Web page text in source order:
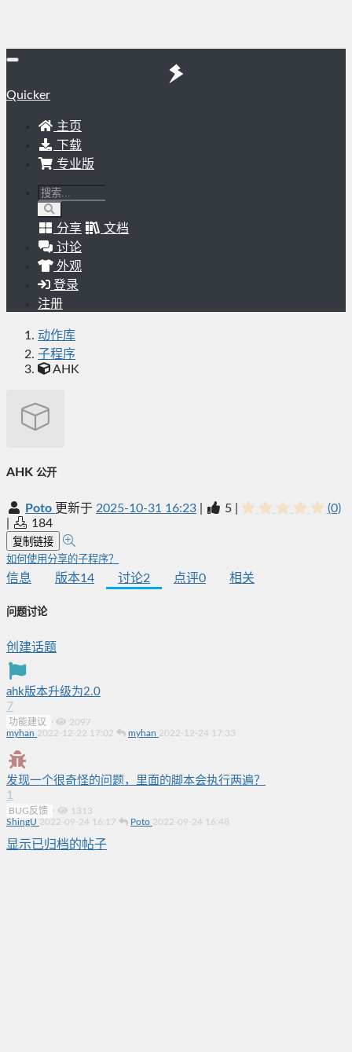
Quicker
主页
下载
专业版
分享
文档
讨论
外观
登录
注册
动作库
子程序
AHK
AHK 公开
Poto 更新于 2025-10-31 16:23 5
(0)
184
复制链接
如何使用分享的子程序？
信息 版本14 讨论2 点评0 相关
问题讨论
创建话题
ahk版本升级为2.0
7
功能建议 ·
2097
myhan 2022-12-22 17:02 myhan 2022-12-24 17:33
发现一个很奇怪的问题，里面的脚本会执行两遍？
1
BUG反馈 ·
1313
ShingU 2022-09-24 16:17 Poto 2022-09-24 16:48
显示已归档的帖子